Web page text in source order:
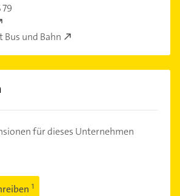
79
und Bahn
für dieses Unternehmen